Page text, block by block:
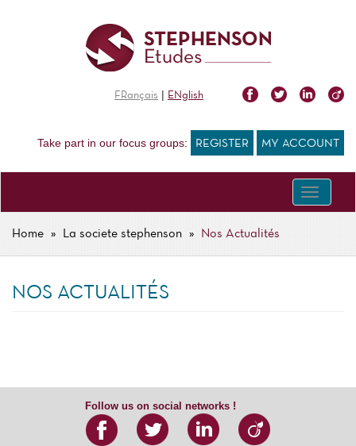
FRançais | ENglish
Take part in our focus groups: REGISTER MY ACCOUNT
Toggle
BREADCRUMB
Home La societe stephenson Nos Actualités
NOS ACTUALITÉS
Follow us on social networks !